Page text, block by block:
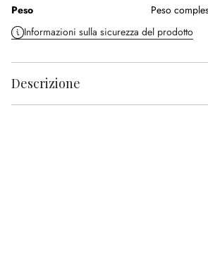
Peso
Peso
Informazioni sulla sicurezza del prodotto
Descrizione